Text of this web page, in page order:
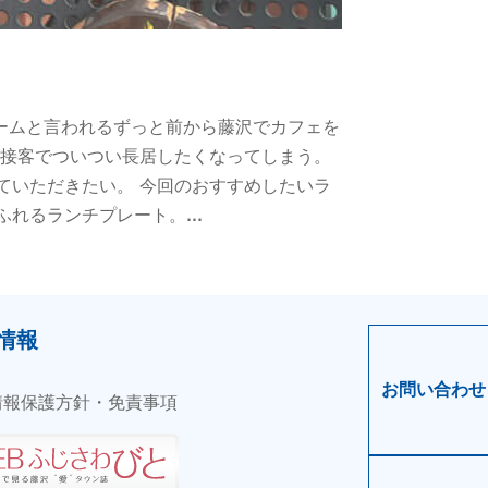
と言われるずっと前から藤沢でカフェを
でついつい長居したくなってしまう。
ただきたい。 今回のおすすめしたいラ
れるランチプレート。...
報
保護方針・免責事項
お問い合わせ